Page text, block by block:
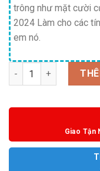
trông như mặt cười
2024 Làm cho các
em nó.
Số lượng
Giao Tận